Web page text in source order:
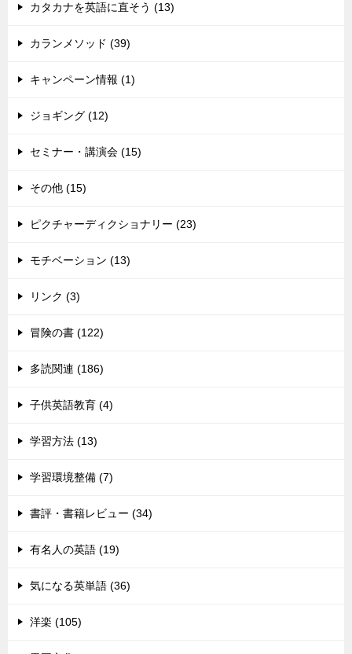
カタカナを英語に直そう (13)
カランメソッド (39)
キャンペーン情報 (1)
ジョギング (12)
セミナー・講演会 (15)
その他 (15)
ピクチャーディクショナリー (23)
モチベーション (13)
リンク (3)
冒険の書 (122)
多読関連 (186)
子供英語教育 (4)
学習方法 (13)
学習環境整備 (7)
書評・書籍レビュー (34)
有名人の英語 (19)
気になる英単語 (36)
洋楽 (105)